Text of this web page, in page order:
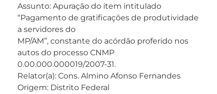
Assunto: Apuração do item intitulado
“Pagamento de gratificações de produtividade
a servidores do
MP/AM”, constante do acórdão proferido nos
autos do processo CNMP
0.00.000.000019/2007-31.
Relator(a): Cons. Almino Afonso Fernandes
Origem: Distrito Federal